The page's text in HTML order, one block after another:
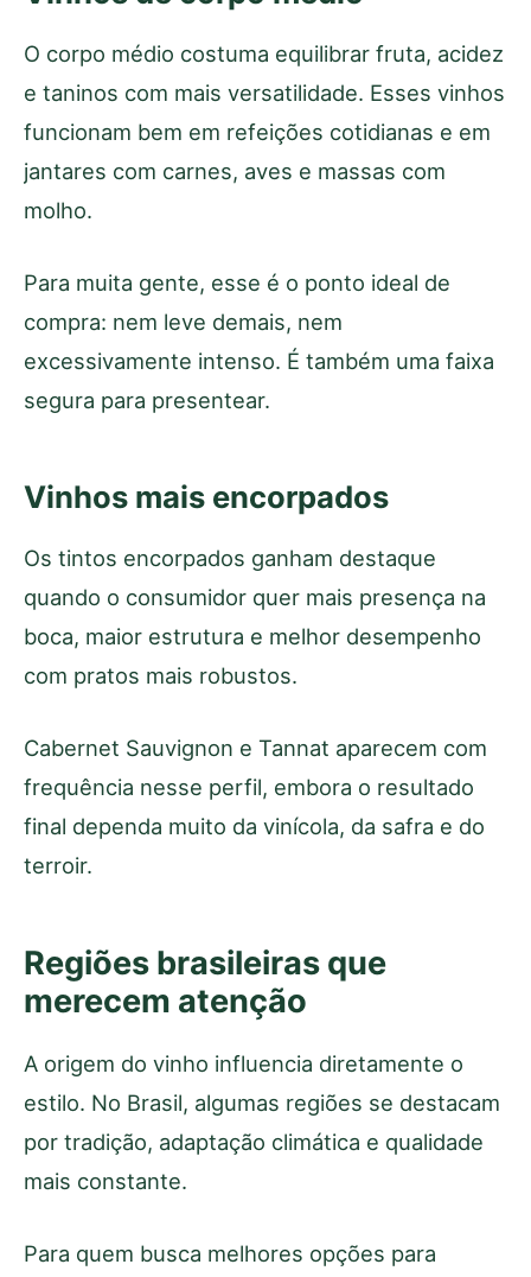
O corpo médio costuma equilibrar fruta, acidez
e taninos com mais versatilidade. Esses vinhos
funcionam bem em refeições cotidianas e em
jantares com carnes, aves e massas com
molho.
Para muita gente, esse é o ponto ideal de
compra: nem leve demais, nem
excessivamente intenso. É também uma faixa
segura para presentear.
Vinhos mais encorpados
Os tintos encorpados ganham destaque
quando o consumidor quer mais presença na
boca, maior estrutura e melhor desempenho
com pratos mais robustos.
Cabernet Sauvignon e Tannat aparecem com
frequência nesse perfil, embora o resultado
final dependa muito da vinícola, da safra e do
terroir.
Regiões brasileiras que
merecem atenção
A origem do vinho influencia diretamente o
estilo. No Brasil, algumas regiões se destacam
por tradição, adaptação climática e qualidade
mais constante.
Para quem busca melhores opções para